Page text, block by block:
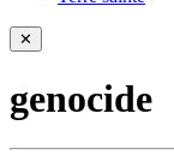
✕
genocide